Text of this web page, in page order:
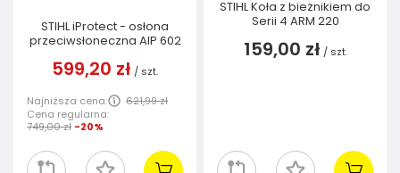
STIHL iProtect - osłona
przeciwsłoneczna AIP 602
599,20 zł / szt.
Najniższa cena:
621,99 zł
Cena regularna:
749,00 zł -20%
STIHL Koła z bieżnikiem do
Serii 4 ARM 220
159,00 zł / szt.